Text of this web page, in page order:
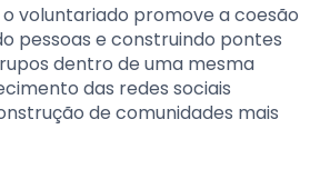
o voluntariado promove a coesão
pessoas e construindo pontes
dentro de uma mesma
das redes sociais
de comunidades mais